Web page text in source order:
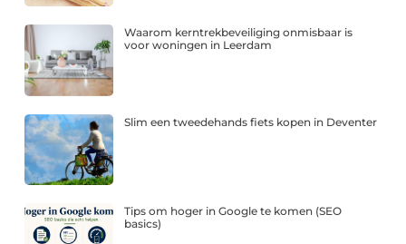
Waarom kerntrekbeveiliging onmisbaar is
voor woningen in Leerdam
Slim een tweedehands fiets kopen in Deventer
Tips om hoger in Google te komen (SEO
basics)